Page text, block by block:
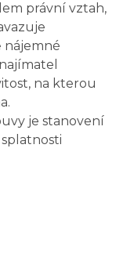
právní vztah,
nájemné
na kterou
je stanovení